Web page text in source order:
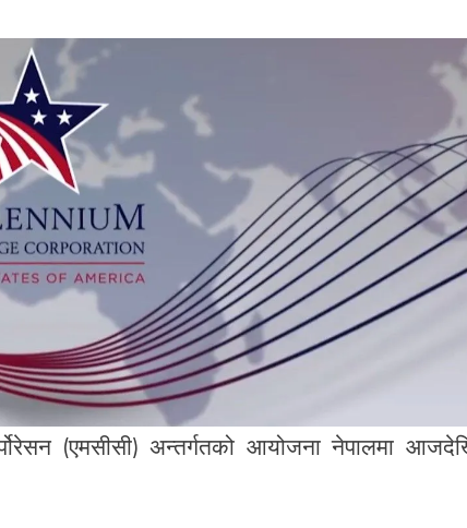
(एमसीसी) अन्तर्गतको आयोजना नेपालमा